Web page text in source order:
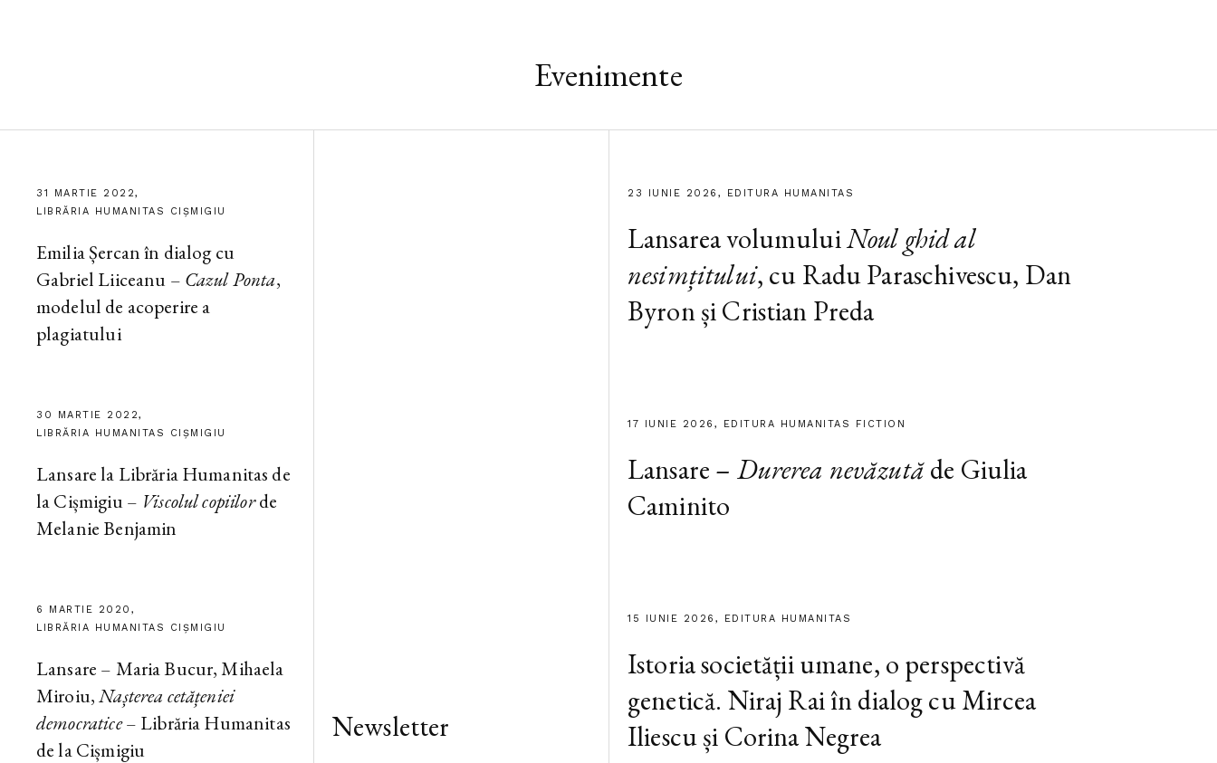
Evenimente
23 IUNIE 2026, EDITURA HUMANITAS
Lansarea volumuluiNoul ghid al
nesimțitului, cu Radu Paraschivescu, Dan
Byron și Cristian Preda
17 IUNIE 2026, EDITURA HUMANITAS FICTION
Lansare – Durerea nevăzutăde Giulia
Caminito
15 IUNIE 2026, EDITURA HUMANITAS
Istoria societății umane, o perspectivă
genetică. Niraj Rai în dialog cu Mircea
Iliescu și Corina Negrea
31 MARTIE 2022,
LIBRĂRIA HUMANITAS CIȘMIGIU
Emilia Șercan în dialog cu
Gabriel Liiceanu – Cazul Ponta,
modelul de acoperire a
plagiatului
30 MARTIE 2022,
LIBRĂRIA HUMANITAS CIȘMIGIU
Lansare la Librăria Humanitas de
la Cișmigiu – Viscolul copiilorde
Melanie Benjamin
6 MARTIE 2020,
LIBRĂRIA HUMANITAS CIȘMIGIU
Lansare – Maria Bucur, Mihaela
Miroiu,Nașterea cetățeniei
democratice– Librăria Humanitas
de la Cișmigiu
Newsletter